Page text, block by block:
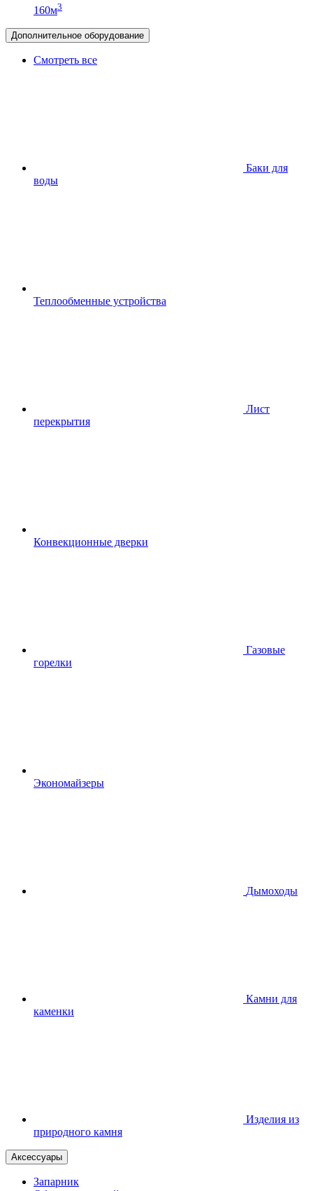
160м3
Дополнительное оборудование
Смотреть все
Баки для
воды
Теплообменные устройства
Лист
перекрытия
Конвекционные дверки
Газовые
горелки
Экономайзеры
Дымоходы
Камни для
каменки
Изделия из
природного камня
Аксессуары
Запарник